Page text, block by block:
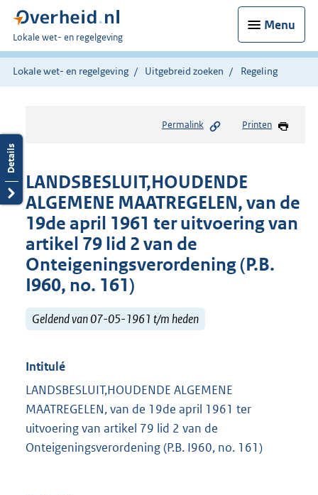
Menu
U
bent
hier:
Lokale wet- en regelgeving
Lokale wet- en regelgeving Uitgebreid zoeken Regeling
Permalink Printen
LANDSBESLUIT,HOUDENDE
ALGEMENE MAATREGELEN, van de
19de april 1961 ter uitvoering van
artikel 79 lid 2 van de
Onteigeningsverordening (P.B.
I960, no. 161)
Geldend van 07-05-1961 t/m heden
Intitulé
LANDSBESLUIT,HOUDENDE ALGEMENE
MAATREGELEN, van de 19de april 1961 ter
uitvoering van artikel 79 lid 2 van de
Onteigeningsverordening (P.B. I960, no. 161)